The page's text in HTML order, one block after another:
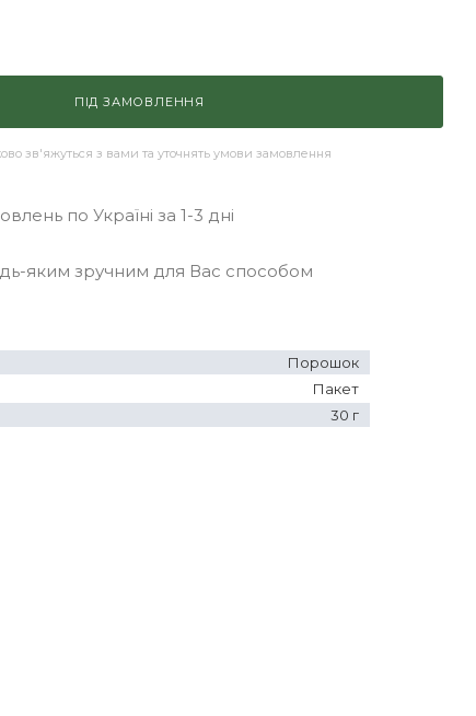
ПІД ЗАМОВЛЕННЯ
зв'яжуться з вами та уточнять умови замовлення
по Україні за 1-3 дні
яким зручним для Вас способом
Порошок
Пакет
30 г